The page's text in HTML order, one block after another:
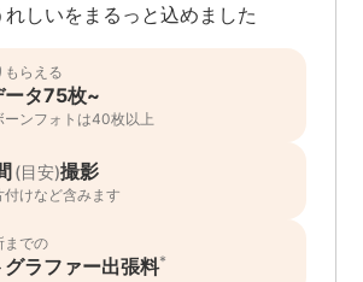
しいをまるっと込めました
もらえる
ータ75枚~
ーンフォトは40枚以上
(目安)撮影
付けなど含みます
までの
グラファー出張料*